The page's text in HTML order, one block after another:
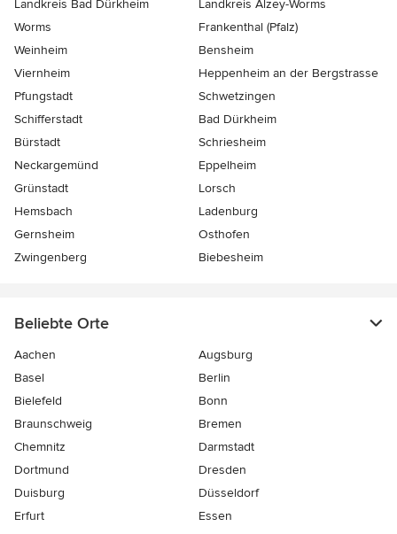
Landkreis Bad Dürkheim
Landkreis Alzey-Worms
Worms
Frankenthal (Pfalz)
Weinheim
Bensheim
Viernheim
Heppenheim an der Bergstrasse
Pfungstadt
Schwetzingen
Schifferstadt
Bad Dürkheim
Bürstadt
Schriesheim
Neckargemünd
Eppelheim
Grünstadt
Lorsch
Hemsbach
Ladenburg
Gernsheim
Osthofen
Zwingenberg
Biebesheim
Beliebte Orte
Aachen
Augsburg
Basel
Berlin
Bielefeld
Bonn
Braunschweig
Bremen
Chemnitz
Darmstadt
Dortmund
Dresden
Duisburg
Düsseldorf
Erfurt
Essen